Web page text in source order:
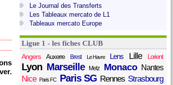
Le Journal des Transferts
Les Tableaux mercato de L1
Tableaux mercato Europe
Ligue 1 - les fiches CLUB
Angers
Auxerre Brest Le Havre Lens Lille Lorient
Lyon Marseille Metz Monaco Nantes
Nice Paris FC Paris SG Rennes Strasbourg